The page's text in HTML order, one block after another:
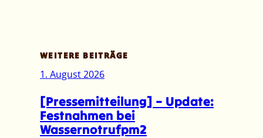
WEITERE BEITRÄGE
1. August 2026
[Pressemitteilung] – Update:
Festnahmen bei
Wassernotrufpm2